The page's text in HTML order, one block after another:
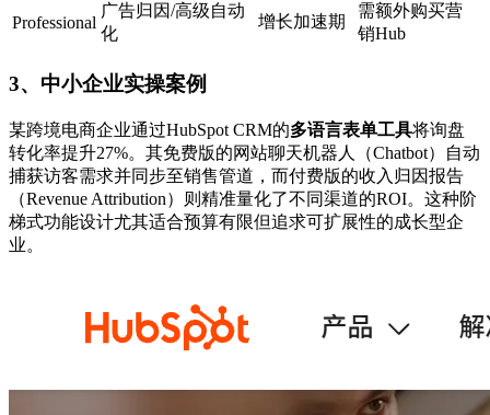
Professional
广告归因/高级自动
化
增长加速期
需额外购买营
销Hub
3、中小企业实操案例
某跨境电商企业通过HubSpot CRM的多语言表单工具将询盘
转化率提升27%。其免费版的网站聊天机器人（Chatbot）自动
捕获访客需求并同步至销售管道，而付费版的收入归因报告
（Revenue Attribution）则精准量化了不同渠道的ROI。这种阶
梯式功能设计尤其适合预算有限但追求可扩展性的成长型企
业。